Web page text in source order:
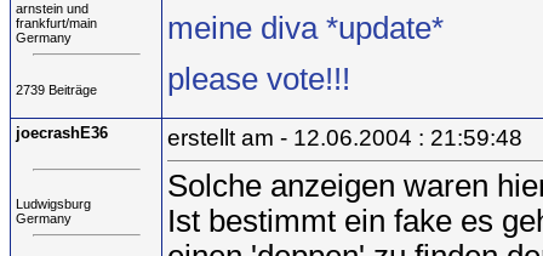
arnstein und
frankfurt/main
Germany
2739 Beiträge
meine diva *update*
please vote!!!
joecrashE36
Ludwigsburg
Germany
erstellt am - 12.06.2004 : 21:59:48
Solche anzeigen waren
Ist bestimmt ein fake es